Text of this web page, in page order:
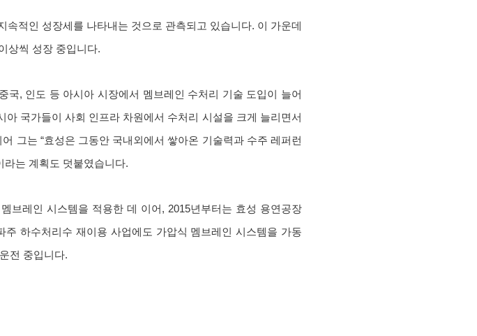
적인 성장세를 나타내는 것으로 관측되고 있습니다. 이 가운데
상씩 성장 중입니다.
국, 인도 등 아시아 시장에서 멤브레인 수처리 기술 도입이 늘어
국가들이 사회 인프라 차원에서 수처리 시설을 크게 늘리면서
그는 “효성은 그동안 국내외에서 쌓아온 기술력과 수주 레퍼런
라는 계획도 덧붙였습니다.
브레인 시스템을 적용한 데 이어, 2015년부터는 효성 용연공장
하수처리수 재이용 사업에도 가압식 멤브레인 시스템을 가동
전 중입니다.